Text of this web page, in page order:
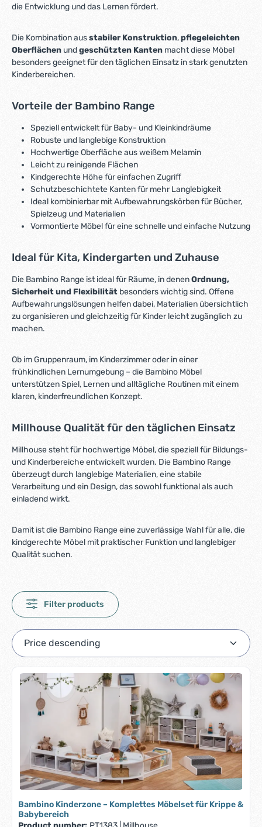
die Entwicklung und das Lernen fördert.
Die Kombination ausstabiler Konstruktion,pflegeleichten
Oberflächen undgeschützten Kanten macht diese Möbel
besonders geeignet für den täglichen Einsatz in stark genutzten
Kinderbereichen.
Vorteile der Bambino Range
Speziell entwickelt für Baby- und Kleinkindräume
Robuste und langlebige Konstruktion
Hochwertige Oberfläche aus weißem Melamin
Leicht zu reinigende Flächen
Kindgerechte Höhe für einfachen Zugriff
Schutzbeschichtete Kanten für mehr Langlebigkeit
Ideal kombinierbar mit Aufbewahrungskörben für Bücher,
Spielzeug und Materialien
Vormontierte Möbel für eine schnelle und einfache Nutzung
Ideal für Kita, Kindergarten und Zuhause
Die Bambino Range ist ideal für Räume, in denenOrdnung,
Sicherheit und Flexibilität besonders wichtig sind. Offene
Aufbewahrungslösungen helfen dabei, Materialien übersichtlich
zu organisieren und gleichzeitig für Kinder leicht zugänglich zu
machen.
Ob im Gruppenraum, im Kinderzimmer oder in einer
frühkindlichen Lernumgebung – die Bambino Möbel
unterstützen Spiel, Lernen und alltägliche Routinen mit einem
klaren, kinderfreundlichen Konzept.
Millhouse Qualität für den täglichen Einsatz
Millhouse steht für hochwertige Möbel, die speziell für Bildungs-
und Kinderbereiche entwickelt wurden. Die Bambino Range
überzeugt durch langlebige Materialien, eine stabile
Verarbeitung und ein Design, das sowohl funktional als auch
einladend wirkt.
Damit ist die Bambino Range eine zuverlässige Wahl für alle, die
kindgerechte Möbel mit praktischer Funktion und langlebiger
Qualität suchen.
Filter products
Bambino Kinderzone – Komplettes Möbelset für Krippe &
Babybereich